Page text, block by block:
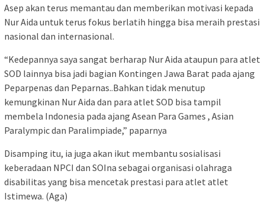
Asep akan terus memantau dan memberikan motivasi kepada
Nur Aida untuk terus fokus berlatih hingga bisa meraih prestasi
nasional dan internasional.
“Kedepannya saya sangat berharap Nur Aida ataupun para atlet
SOD lainnya bisa jadi bagian Kontingen Jawa Barat pada ajang
Peparpenas dan Peparnas..Bahkan tidak menutup
kemungkinan Nur Aida dan para atlet SOD bisa tampil
membela Indonesia pada ajang Asean Para Games , Asian
Paralympic dan Paralimpiade,” paparnya
Disamping itu, ia juga akan ikut membantu sosialisasi
keberadaan NPCI dan SOIna sebagai organisasi olahraga
disabilitas yang bisa mencetak prestasi para atlet atlet
Istimewa. (Aga)